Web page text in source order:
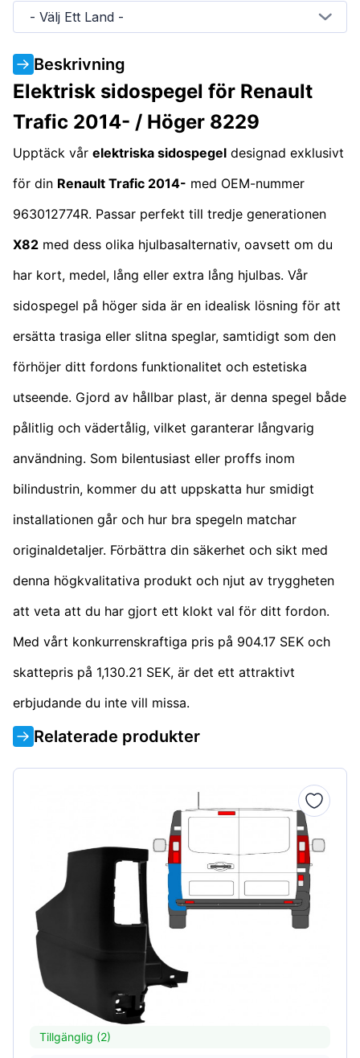
- Välj Ett Land -
Beskrivning
Elektrisk sidospegel för Renault
Trafic 2014- / Höger 8229
Upptäck vår elektriska sidospegel designad exklusivt
för din Renault Trafic 2014- med OEM-nummer
963012774R. Passar perfekt till tredje generationen
X82 med dess olika hjulbasalternativ, oavsett om du
har kort, medel, lång eller extra lång hjulbas. Vår
sidospegel på höger sida är en idealisk lösning för att
ersätta trasiga eller slitna speglar, samtidigt som den
förhöjer ditt fordons funktionalitet och estetiska
utseende. Gjord av hållbar plast, är denna spegel både
pålitlig och vädertålig, vilket garanterar långvarig
användning. Som bilentusiast eller proffs inom
bilindustrin, kommer du att uppskatta hur smidigt
installationen går och hur bra spegeln matchar
originaldetaljer. Förbättra din säkerhet och sikt med
denna högkvalitativa produkt och njut av tryggheten
att veta att du har gjort ett klokt val för ditt fordon.
Med vårt konkurrenskraftiga pris på 904.17 SEK och
skattepris på 1,130.21 SEK, är det ett attraktivt
erbjudande du inte vill missa.
Relaterade produkter
Tillgänglig (2)